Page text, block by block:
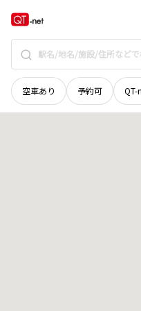
空車あり 予約可 QT-
徳島県